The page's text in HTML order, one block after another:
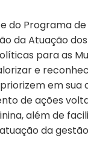
do Programa
da Atuação
para as
e
em sua
de ações
além de
da